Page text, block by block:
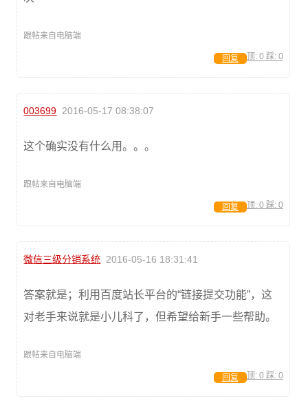
跟帖来自电脑端
顶: 0 踩: 0
回复
003699 2016-05-17 08:38:07
这个确实没有什么用。。。
跟帖来自电脑端
顶: 0 踩: 0
回复
微信三级分销系统 2016-05-16 18:31:41
答案就是；利用百度站长平台的“链接提交功能”，这
对老手来说就是小儿科了，但希望给新手一些帮助。
跟帖来自电脑端
顶: 0 踩: 0
回复